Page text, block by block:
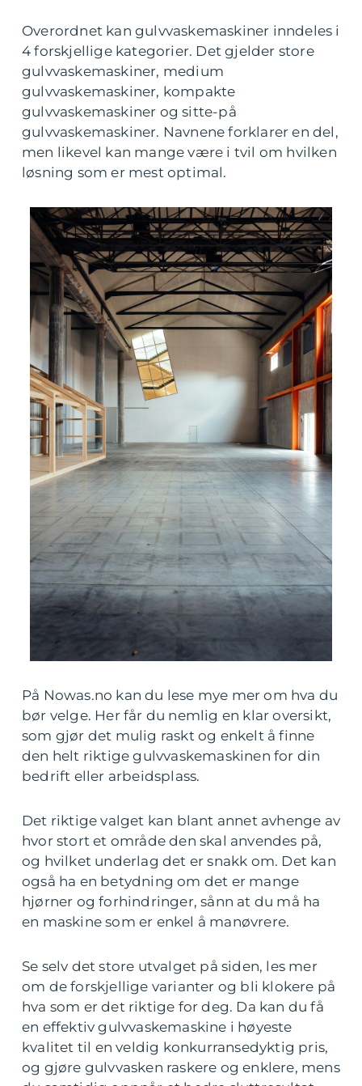
Overordnet kan gulvvaskemaskiner inndeles i
4 forskjellige kategorier. Det gjelder store
gulvvaskemaskiner, medium
gulvvaskemaskiner, kompakte
gulvvaskemaskiner og sitte-på
gulvvaskemaskiner. Navnene forklarer en del,
men likevel kan mange være i tvil om hvilken
løsning som er mest optimal.
På Nowas.no kan du lese mye mer om hva du
bør velge. Her får du nemlig en klar oversikt,
som gjør det mulig raskt og enkelt å finne
den helt riktige gulvvaskemaskinen for din
bedrift eller arbeidsplass.
Det riktige valget kan blant annet avhenge av
hvor stort et område den skal anvendes på,
og hvilket underlag det er snakk om. Det kan
også ha en betydning om det er mange
hjørner og forhindringer, sånn at du må ha
en maskine som er enkel å manøvrere.
Se selv det store utvalget på siden, les mer
om de forskjellige varianter og bli klokere på
hva som er det riktige for deg. Da kan du få
en effektiv gulvvaskemaskine i høyeste
kvalitet til en veldig konkurransedyktig pris,
og gjøre gulvvasken raskere og enklere, mens